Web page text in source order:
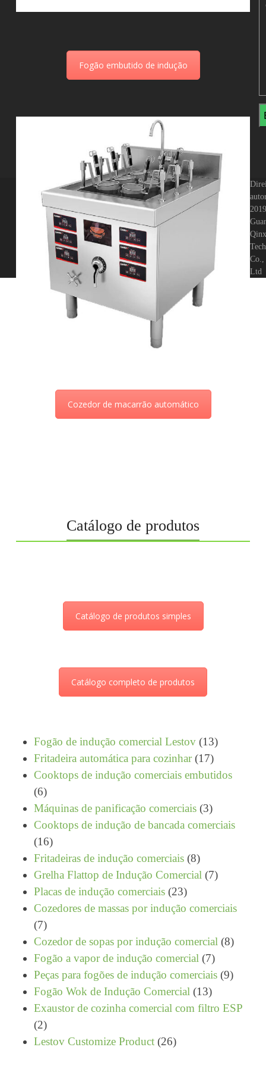
Fogão embutido de indução
Cozedor de macarrão automático
Catálogo de produtos
Catálogo de produtos simples
Catálogo completo de produtos
Fogão de indução comercial Lestov 1313
produtos
Fritadeira automática para cozinhar 1717
produtos
Cooktops de indução comerciais embutidos
66
produtos
Máquinas de panificação comerciais 33
produtos
Cooktops de indução de bancada comerciais
1616
produtos
Fritadeiras de indução comerciais 88
produtos
Grelha Flattop de Indução Comercial 77
Placas de indução comerciais 2323
produtos
Cozedores de massas por indução comerciais
77
produtos
Cozedor de sopas por indução comercial 88
Fogão a vapor de indução comercial 77
produtos
Peças para fogões de indução comerciais 99
Fogão Wok de Indução Comercial 1313
produtos
Exaustor de cozinha comercial com filtro ESP
22
produtos
Lestov Customize Product 2626
Co.,
Ltd